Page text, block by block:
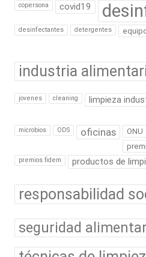
copersona covid19
desinfectantes detergentes
industria
jovenes cleaning limpieza
microbios ODS oficinas ONU
premios fidem productos de
responsabilidad
seguridad